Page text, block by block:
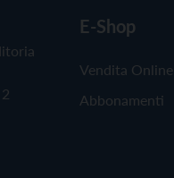
E-Shop
Vendita Online
Abbonamenti